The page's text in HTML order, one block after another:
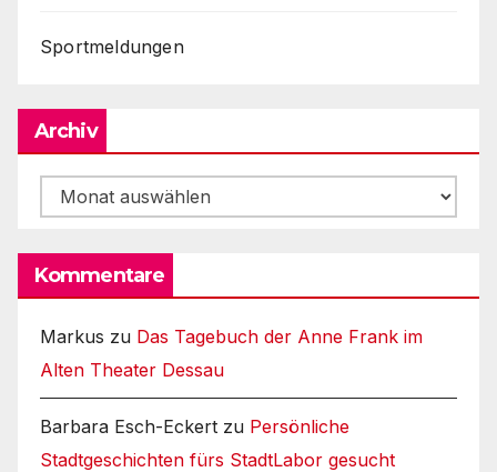
Sportmeldungen
Archiv
Archiv
Kommentare
Markus zu Das Tagebuch der Anne Frank im
Alten Theater Dessau
Barbara Esch-Eckert zu Persönliche
Stadtgeschichten fürs StadtLabor gesucht